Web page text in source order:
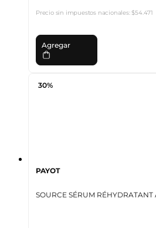
Precio sin impuestos nacionales:$54.471
Agregar
30%
PAYOT
SOURCE SÉRUM RÉHYDRATANT